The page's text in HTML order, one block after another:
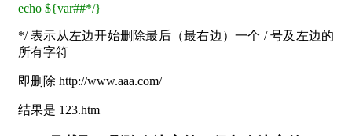
echo ${var##*/}
*/ 表示从左边开始删除最后（最右边）一个 / 号及左边的
所有字符
即删除 http://www.aaa.com/
结果是 123.htm